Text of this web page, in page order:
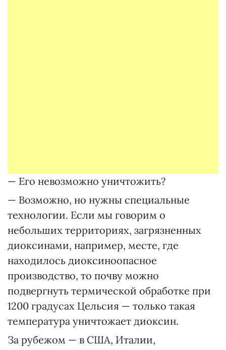
— Его невозможно уничтожить?
— Возможно, но нужны специальные
технологии. Если мы говорим о
небольших территориях, загрязненных
диоксинами, например, месте, где
находилось диоксиноопасное
производство, то почву можно
подвергнуть термической обработке при
1200 градусах Цельсия — только такая
температура уничтожает диоксин.
За рубежом — в США, Италии,